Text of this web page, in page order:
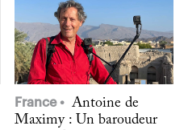
France
Antoine de
Maximy : Un baroudeur